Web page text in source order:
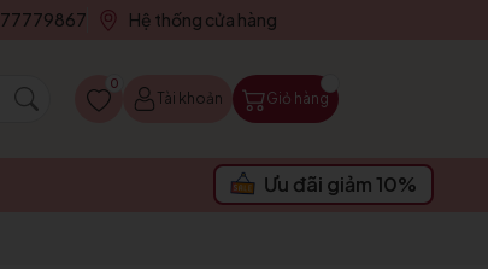
Hệ thống cửa hàng
0
Tài khoản Giỏ hàng
Ưu đãi giảm 10%